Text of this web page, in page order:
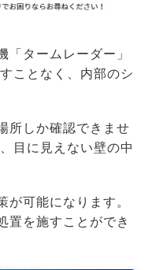
「タームレーダー」
ことなく、内部のシ
所しか確認できませ
目に見えない壁の中
が可能になります。
置を施すことができ